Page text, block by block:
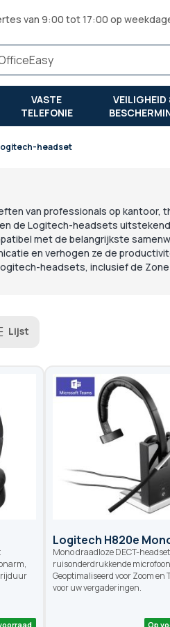
van 9:00 tot 17:00 op
VASTE
TELEFONIE
VEILIGHEID
headset
van professionals op kantoor,
de Logitech-headsets
met de belangrijkste
en verhogen ze de
headsets, inclusief de
Lijst
Logitech H820e
Mono draadloze DECT-
ruisonderdrukkende
Geoptimaliseerd voor Zoom en
voor uw vergaderingen.